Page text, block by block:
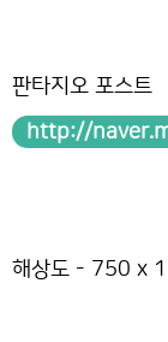
판타지오 포스트
http://
해상도 - 750 x